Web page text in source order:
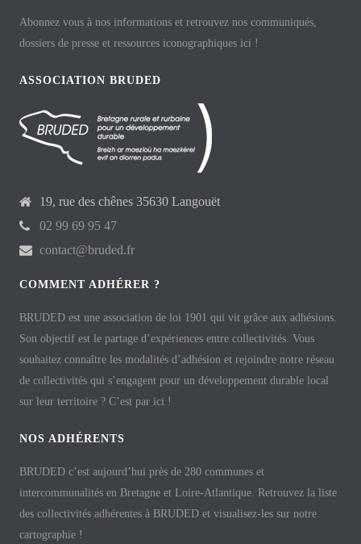
Abonnez vous à nos informations et retrouvez nos communiqués,
dossiers de presse et ressources iconographiques ici !
ASSOCIATION BRUDED
19, rue des chênes 35630 Langouët
02 99 69 95 47
contact@bruded.fr
COMMENT ADHÉRER ?
BRUDED est une association de loi 1901 qui vit grâce aux adhésions.
Son objectif est le partage d’expériences entre collectivités. Vous
souhaitez connaître les modalités d’adhésion et rejoindre notre réseau
de collectivités qui s’engagent pour un développement durable local
sur leur territoire ? C’est par ici !
NOS ADHÉRENTS
BRUDED c’est aujourd’hui près de 280 communes et
intercommunalités en Bretagne et Loire-Atlantique. Retrouvez la liste
des collectivités adhérentes à BRUDED et visualisez-les sur notre
cartographie !